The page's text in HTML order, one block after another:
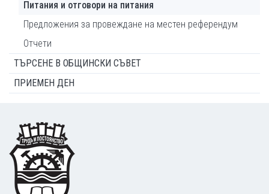
Питания и отговори на питания
Предложения за провеждане на местен референдум
Отчети
ТЪРСЕНЕ В ОБЩИНСКИ СЪВЕТ
ПРИЕМЕН ДЕН
Footer